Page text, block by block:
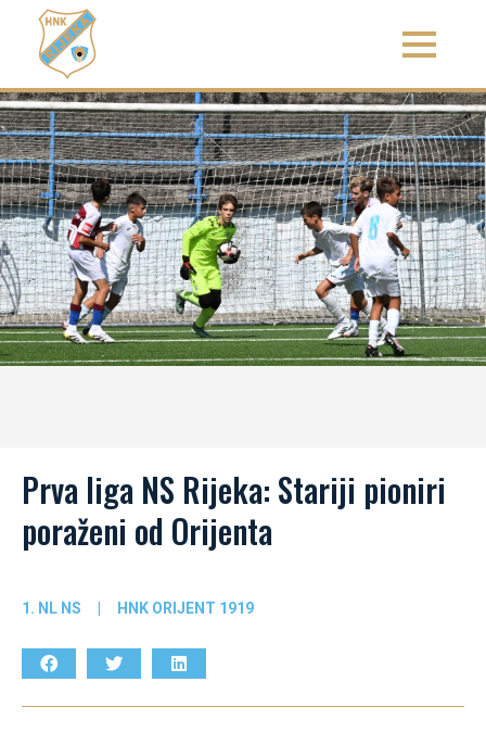
Prva liga NS Rijeka: Stariji pioniri
poraženi od Orijenta
1. NL NS | HNK ORIJENT 1919